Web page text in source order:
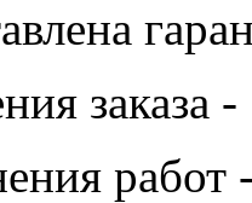
заказа
работ